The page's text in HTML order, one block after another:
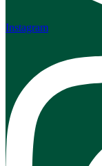
Instagram